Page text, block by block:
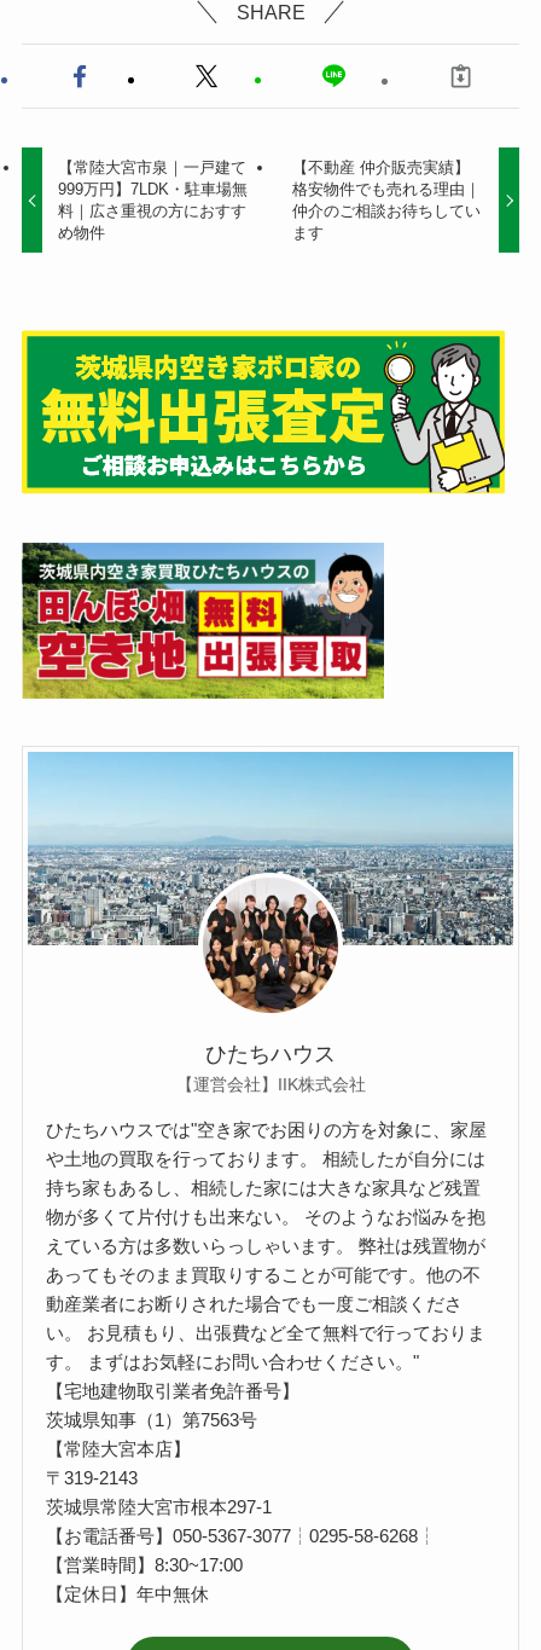
SHARE
【常陸大宮市泉｜一戸建て
999万円】7LDK・駐車場無
料｜広さ重視の方におすす
め物件
【不動産 仲介販売実績】
格安物件でも売れる理由｜
仲介のご相談お待ちしてい
ます
ひたちハウス
【運営会社】IIK株式会社
ひたちハウスでは"空き家でお困りの方を対象に、家屋
や土地の買取を行っております。 相続したが自分には
持ち家もあるし、相続した家には大きな家具など残置
物が多くて片付けも出来ない。 そのようなお悩みを抱
えている方は多数いらっしゃいます。 弊社は残置物が
あってもそのまま買取りすることが可能です。他の不
動産業者にお断りされた場合でも一度ご相談くださ
い。 お見積もり、出張費など全て無料で行っておりま
す。 まずはお気軽にお問い合わせください。"
【宅地建物取引業者免許番号】
茨城県知事（1）第7563号
【常陸大宮本店】
〒319-2143
茨城県常陸大宮市根本297-1
【お電話番号】050-5367-3077┆0295-58-6268┆
【営業時間】8:30~17:00
【定休日】年中無休